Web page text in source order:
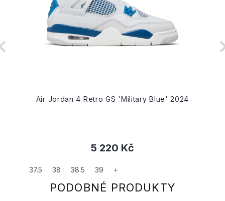
Air Jordan 4 Retro GS 'Military Blue' 2024
5 220 Kč
37.5 38 38.5 39 +